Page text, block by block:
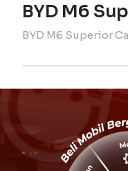
BYD M6
BYD M6 Superior